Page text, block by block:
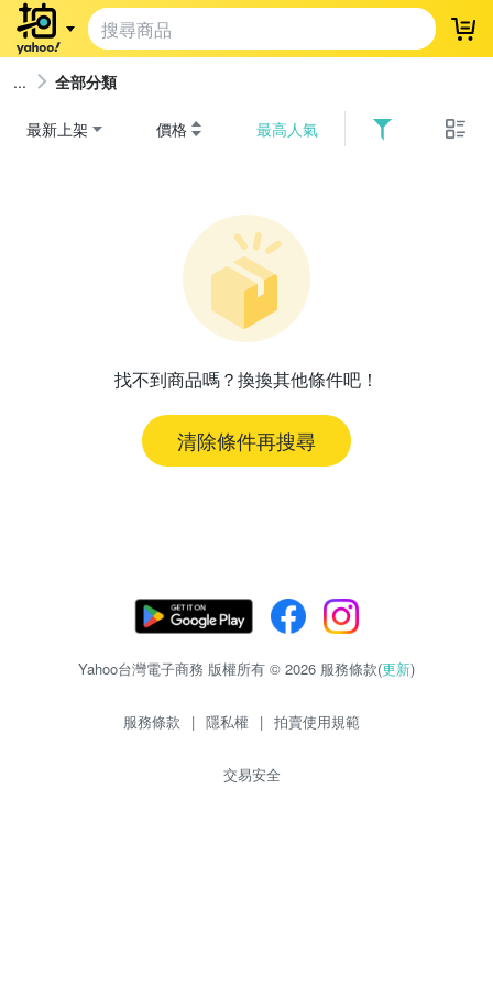
登
全部分類
最新上架 價格 最高人氣
找不到商品嗎？換換其他條件吧！
清除條件再搜尋
Yahoo台灣電子商務 版權所有 © 2026 服務條款(更新)
服務條款 | 隱私權 | 拍賣使用規範
交易安全